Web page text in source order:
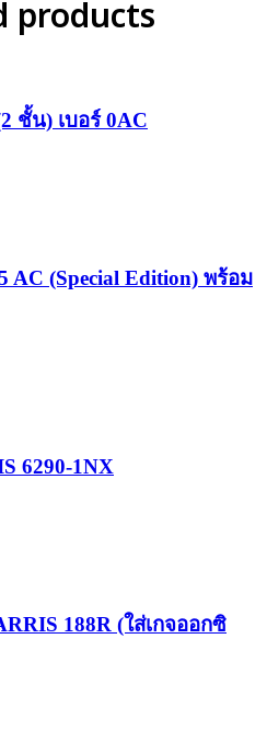
products
ชั้น) เบอร์ 0AC
AC (Special Edition) พร้อม
6290-1NX
188R (ใส่เกจออกซิ